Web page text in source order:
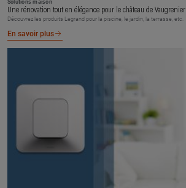
Solutions maison
Une rénovation tout en élégance pour le château de Vaugrenier
Découvrez les produits Legrand pour la piscine, le jardin, la terrasse, etc.
En savoir plus